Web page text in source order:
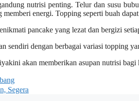
nutrisi penting. Telur dan susu
energi. Topping seperti buah
pancake yang lezat dan bergizi
sendiri dengan berbagai variasi topping
akan memberikan asupan nutrisi
Segera